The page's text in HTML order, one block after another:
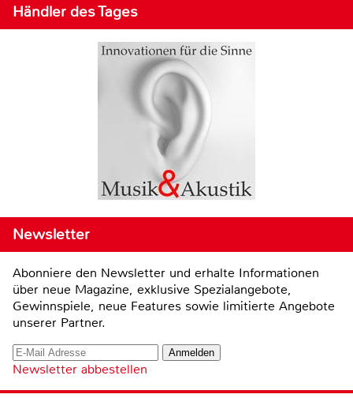
Händler des Tages
Newsletter
Abonniere den Newsletter und erhalte Informationen
über neue Magazine, exklusive Spezialangebote,
Gewinnspiele, neue Features sowie limitierte Angebote
unserer Partner.
Newsletter abbestellen